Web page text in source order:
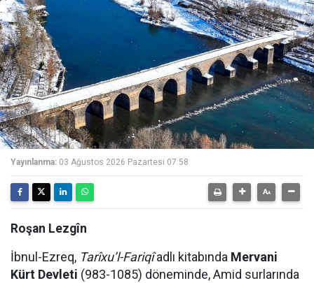
Yayınlanma: 03 Ağustos 2026 Pazartesi 07:58
Roşan Lezgîn
İbnul-Ezreq, Tarîxu’l-Fariqîadlı kitabında Mervani
Kürt Devleti (983-1085) döneminde, Amid surlarında